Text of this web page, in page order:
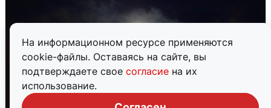
На информационном ресурсе применяются
cookie-файлы. Оставаясь на сайте, вы
подтверждаете свое согласие на их
использование.